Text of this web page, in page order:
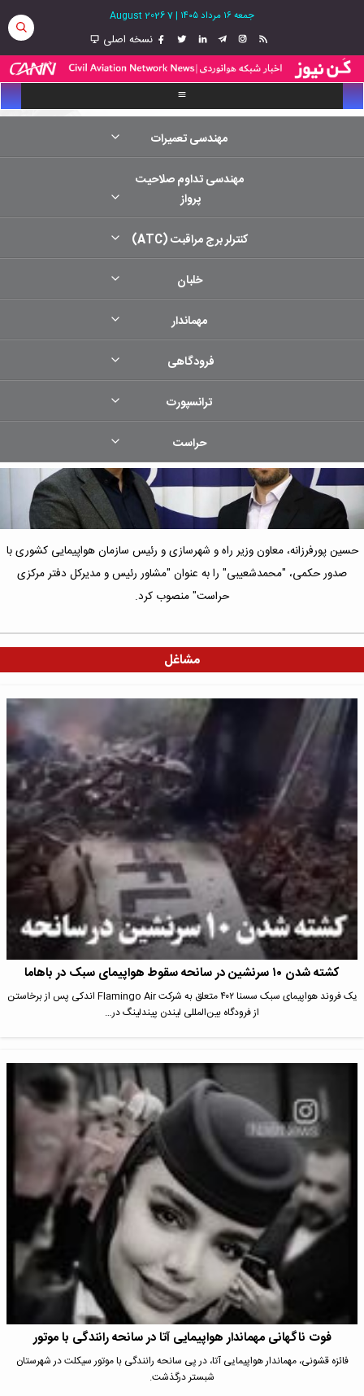
جمعه ۱۶ مرداد ۱۴۰۵ |
7 August 2026
نسخه اصلی
مهندسی تعمیرات
مهندسی تداوم صلاحیت
پرواز
کنترلر برج مراقبت (ATC)
خلبان
مهماندار
فرودگاهی
ترانسپورت
حراست
حسین پورفرزانه، معاون وزیر راه و شهرسازی و رئیس سازمان هواپیمایی کشوری با
صدور حکمی، "محمدشعیبی" را به عنوان "مشاور رئیس و مدیرکل دفتر مرکزی
حراست" منصوب کرد.
مشاغل
کشته شدن ۱۰ سرنشین در سانحه سقوط هواپیمای سبک در باهاما
یک فروند هواپیمای سبک سسنا ۴۰۲ متعلق به شرکت Flamingo Air اندکی پس از برخاستن
از فرودگاه بین‌المللی لیندن پیندلینگ در…
فوت ناگهانی مهماندار هواپیمایی آتا در سانحه رانندگی با موتور
فائز‌ه قشونی، مهماندار هواپیمایی آتا، در پی سانحه رانندگی با موتور سیکلت در شهرستان
شبستر درگذشت.